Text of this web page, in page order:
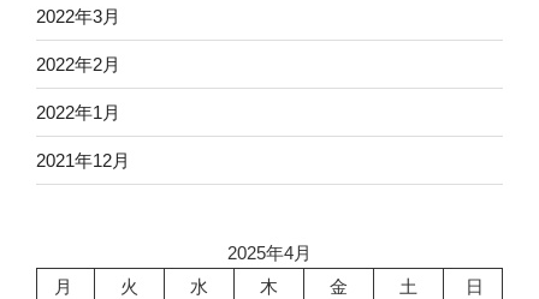
2022年3月
2022年2月
2022年1月
2021年12月
2025年4月
月
火 水 木 金 土
日